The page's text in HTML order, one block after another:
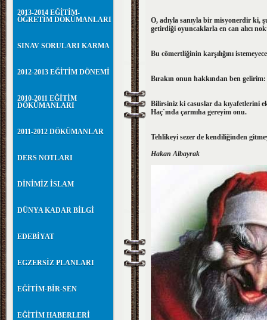
2013-2014 EĞİTİM-
ÖĞRETİM DÖKÜMANLARI
SINAV SORULARI KARMA
2012-2013 EĞİTİM DÖNEMİ
2010-2011 EĞİTİM
DÖKÜMANLARI
2011-2012 DÖKÜMANLAR
DERS NOTLARI
DİNİMİZ İSLAM
DÜNYA KADAR BİLGİ
EDEBİYAT
EGZERSİZ PLANLARI
EĞİTİM-BİR-SEN
EĞİTİM HABERLERİ
O, adıyla sanıyla bir misyonerdir ki,
getirdiği oyuncaklarla en can alıcı
Bu cömertliğinin karşılığını
Bırakın onun hakkından ben gelirim:
Bilirsiniz ki casuslar da kıyafetlerini
Haç`ında çarmıha gereyim onu.
Tehlikeyi sezer de kendiliğinden
Hakan Albayrak